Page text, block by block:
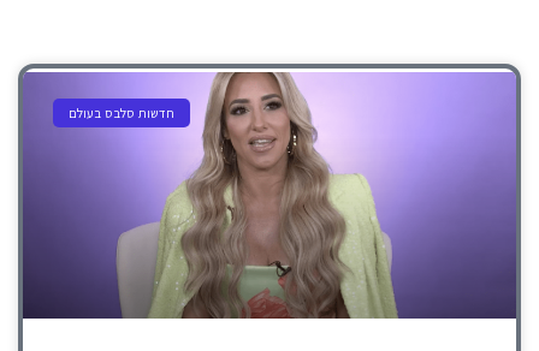
חדשות סלבס בעולם